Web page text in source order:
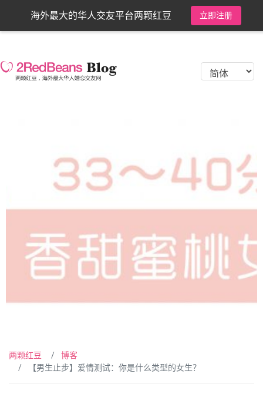
海外最大的华人交友平台两颗红豆 立即注册
两颗红豆
博客
【男生止步】爱情测试：你是什么类型的女生？